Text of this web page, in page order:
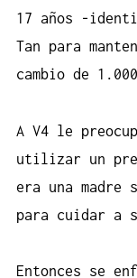
17 años -
Tan para
cambio de
A V4 le
utilizar un
era una madre
para cuidar a
Entonces se